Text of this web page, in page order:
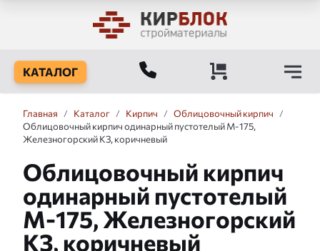
КАТАЛОГ
Главная / Каталог / Кирпич / Облицовочный кирпич
/
Облицовочный кирпич одинарный пустотелый М-175,
Железногорский КЗ, коричневый
Облицовочный кирпич
одинарный пустотелый
М-175, Железногорский
КЗ, коричневый